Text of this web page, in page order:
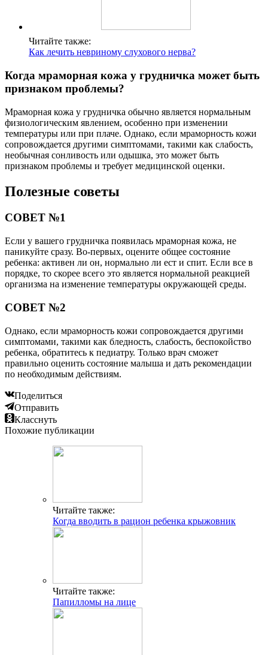
Читайте также:
Как лечить невриному слухового нерва?
Когда мраморная кожа у грудничка может быть
признаком проблемы?
Мраморная кожа у грудничка обычно является нормальным
физиологическим явлением, особенно при изменении
температуры или при плаче. Однако, если мраморность кожи
сопровождается другими симптомами, такими как слабость,
необычная сонливость или одышка, это может быть
признаком проблемы и требует медицинской оценки.
Полезные советы
СОВЕТ №1
Если у вашего грудничка появилась мраморная кожа, не
паникуйте сразу. Во-первых, оцените общее состояние
ребенка: активен ли он, нормально ли ест и спит. Если все в
порядке, то скорее всего это является нормальной реакцией
организма на изменение температуры окружающей среды.
СОВЕТ №2
Однако, если мраморность кожи сопровождается другими
симптомами, такими как бледность, слабость, беспокойство
ребенка, обратитесь к педиатру. Только врач сможет
правильно оценить состояние малыша и дать рекомендации
по необходимым действиям.
Поделиться
Отправить
Класснуть
Похожие публикации
Читайте также:
Когда вводить в рацион ребенка крыжовник
Читайте также:
Папилломы на лице